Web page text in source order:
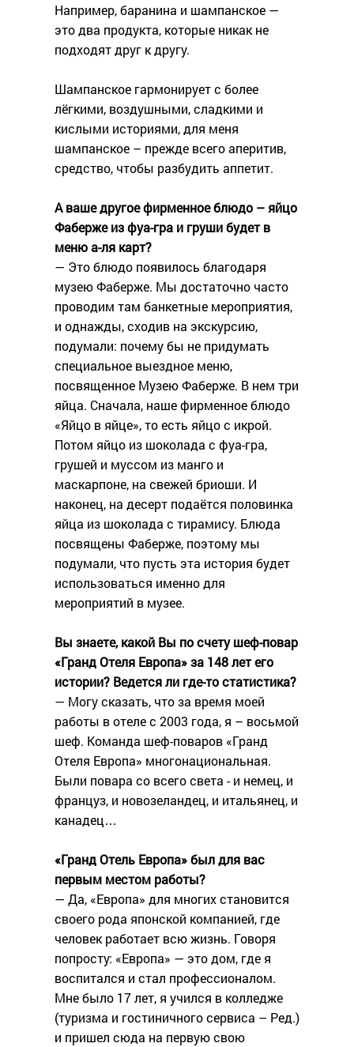
Например, баранина и шампанское —
это два продукта, которые никак не
подходят друг к другу.
Шампанское гармонирует с более
лёгкими, воздушными, сладкими и
кислыми историями, для меня
шампанское – прежде всего аперитив,
средство, чтобы разбудить аппетит.
А ваше другое фирменное блюдо – яйцо
Фаберже из фуа-гра и груши будет в
меню а-ля карт?
— Это блюдо появилось благодаря
музею Фаберже. Мы достаточно часто
проводим там банкетные мероприятия,
и однажды, сходив на экскурсию,
подумали: почему бы не придумать
специальное выездное меню,
посвященное Музею Фаберже. В нем три
яйца. Сначала, наше фирменное блюдо
«Яйцо в яйце», то есть яйцо с икрой.
Потом яйцо из шоколада с фуа-гра,
грушей и муссом из манго и
маскарпоне, на свежей бриоши. И
наконец, на десерт подаётся половинка
яйца из шоколада с тирамису. Блюда
посвящены Фаберже, поэтому мы
подумали, что пусть эта история будет
использоваться именно для
мероприятий в музее.
Вы знаете, какой Вы по счету шеф-повар
«Гранд Отеля Европа» за 148 лет его
истории? Ведется ли где-то статистика?
— Могу сказать, что за время моей
работы в отеле с 2003 года, я – восьмой
шеф. Команда шеф-поваров «Гранд
Отеля Европа» многонациональная.
Были повара со всего света - и немец, и
француз, и новозеландец, и итальянец, и
канадец…
«Гранд Отель Европа» был для вас
первым местом работы?
— Да, «Европа» для многих становится
своего рода японской компанией, где
человек работает всю жизнь. Говоря
попросту: «Европа» — это дом, где я
воспитался и стал профессионалом.
Мне было 17 лет, я учился в колледже
(туризма и гостиничного сервиса – Ред.)
и пришел сюда на первую свою